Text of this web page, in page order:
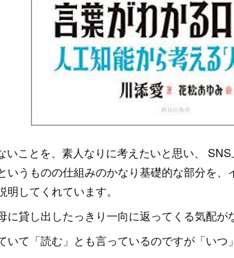
いことを、素人なりに考えたいと思い、
いうものの仕組みのかなり基礎的な部分を
してくれています。
に貸し出したっきり一向に返ってくる気配
いて「読む」とも言っているのですが「いつ